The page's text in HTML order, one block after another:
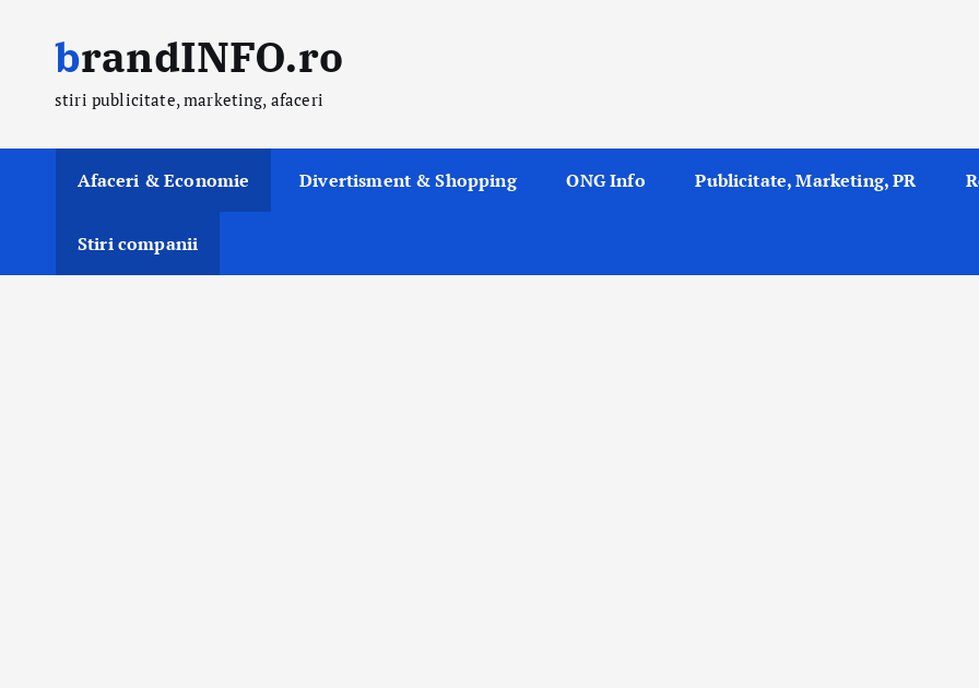
t
brandINFO.ro
stiri publicitate, marketing, afaceri
Afaceri & Economie Divertisment & Shopping ONG Info Publicitate, Marketing, PR
Stiri companii